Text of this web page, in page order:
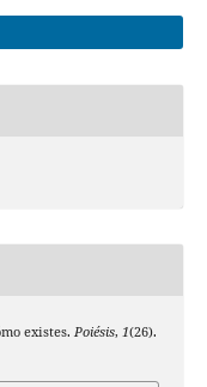
existes. Poiésis, 1(26).